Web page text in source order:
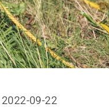
2022-09-22